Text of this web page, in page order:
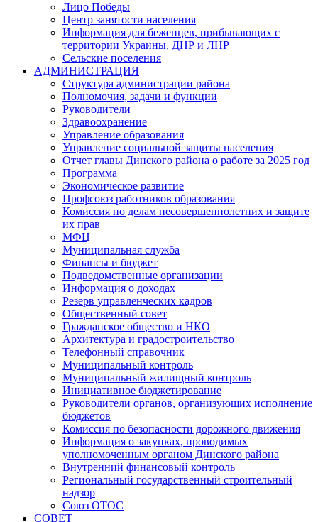
Лицо Победы
Центр занятости населения
Информация для беженцев, прибывающих с
территории Украины, ДНР и ЛНР
Сельские поселения
АДМИНИСТРАЦИЯ
Структура администрации района
Полномочия, задачи и функции
Руководители
Здравоохранение
Управление образования
Управление социальной защиты населения
Отчет главы Динского района о работе за 2025 год
Программа
Экономическое развитие
Профсоюз работников образования
Комиссия по делам несовершеннолетних и защите
их прав
МФЦ
Муниципальная служба
Финансы и бюджет
Подведомственные организации
Информация о доходах
Резерв управленческих кадров
Общественный совет
Гражданское общество и НКО
Архитектура и градостроительство
Телефонный справочник
Муниципальный контроль
Муниципальный жилищный контроль
Инициативное бюджетирование
Руководители органов, организующих исполнение
бюджетов
Комиссия по безопасности дорожного движения
Информация о закупках, проводимых
уполномоченным органом Динского района
Внутренний финансовый контроль
Региональный государственный строительный
надзор
Союз ОТОС
СОВЕТ